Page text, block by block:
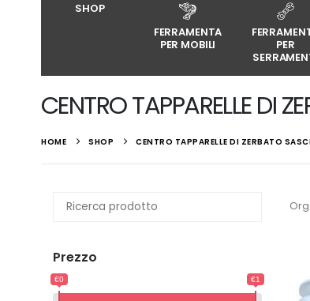
SHOP
FERRAMENTA
PER MOBILI
PER
CENTRO TAPPARELLE DI
HOME SHOP CENTRO TAPPARELLE DI ZERBATO
Prezzo
€0 €1